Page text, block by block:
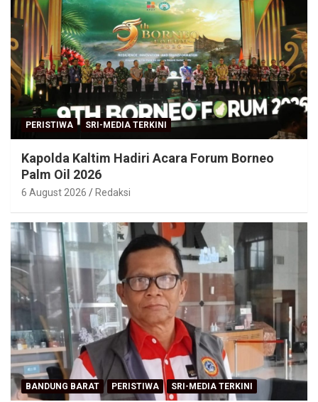
PERISTIWA SRI-MEDIA TERKINI
Kapolda Kaltim Hadiri Acara Forum Borneo
Palm Oil 2026
6 August 2026 Redaksi
BANDUNG BARAT PERISTIWA SRI-MEDIA TERKINI